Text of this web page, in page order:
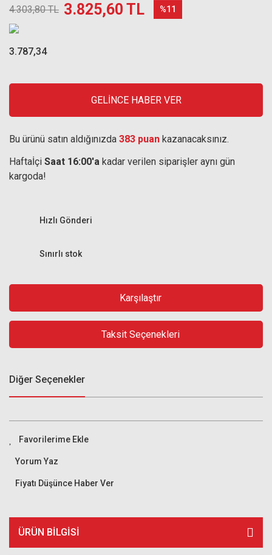
4.303,80 TL 3.825,60 TL %11
3.787,34
GELİNCE HABER VER
Bu ürünü satın aldığınızda 383 puan kazanacaksınız.
Haftaİçi Saat 16:00'a kadar verilen siparişler aynı gün
kargoda!
Hızlı Gönderi
Sınırlı stok
Karşılaştır
Taksit Seçenekleri
Diğer Seçenekler
Yorum Yaz
Fiyatı Düşünce Haber Ver
ÜRÜN BILGISI